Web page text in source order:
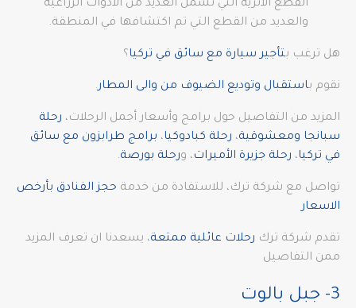
القطع الأثرية التي تشمل العديد من الأدوات الزراعية
والعديد من القطع التي تم اكتشافها في المنطقة.
هل ترغب بتأجير سيارة مع سائق في تركيا ؟
نقوم باستقبال وتوديع الضيوف من والى المطار.
المزيد من التفاصيل حول برامج وأسعار أجمل الرحلات، رحلة
سبانجا ومعشوقية، رحلة كبادوكيا، برامج طرابزون مع سائق
في تركيا، رحلة جزيرة الأميرات، ورحلة بورصة.
تواصل مع شركة ترك، للاستفادة من خدمة حجز الفنادق بأرخص
الاسعار
تقدم شركة ترك رحلات عائلية ممتعة، يسعدنا ان تعرف المزيد
ممن التفاصيل
3- جبل بالوت